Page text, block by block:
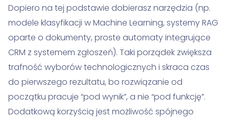
Dopiero na tej podstawie dobierasz narzędzia (np.
modele klasyfikacji w Machine Learning, systemy RAG
oparte o dokumenty, proste automaty integrujące
CRM z systemem zgłoszeń). Taki porządek zwiększa
trafność wyborów technologicznych i skraca czas
do pierwszego rezultatu, bo rozwiązanie od
początku pracuje “pod wynik”, a nie “pod funkcję”.
Dodatkową korzyścią jest możliwość spójnego